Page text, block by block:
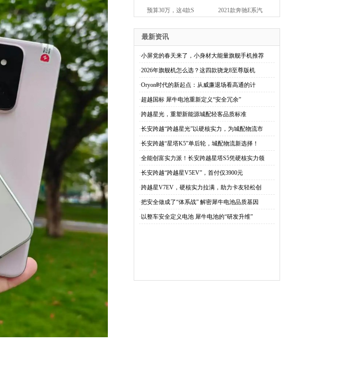
预算30万，这4款S 2021款奔驰E系汽
最新资讯
·小屏党的春天来了，小身材大能量旗舰手机推荐
·2026年旗舰机怎么选？这四款骁龙8至尊版机
·Oryon时代的新起点：从威廉退场看高通的计
·超越国标 犀牛电池重新定义“安全冗余”
·跨越星光，重塑新能源城配轻客品质标准
·长安跨越“跨越星光”以硬核实力，为城配物流市
·长安跨越“星塔K5”单后轮，城配物流新选择！
·全能创富实力派！长安跨越星塔S5凭硬核实力领
·长安跨越“跨越星V5EV”，首付仅3900元
·跨越星V7EV，硬核实力拉满，助力卡友轻松创
·把安全做成了“体系战” 解密犀牛电池品质基因
· 以整车安全定义电池 犀牛电池的“研发升维”